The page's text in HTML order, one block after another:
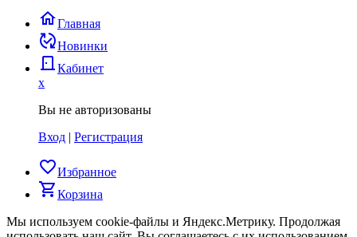
homeГлавная
published_with_changesНовинки
door_back Кабинет
x
Вы не авторизованы
Вход | Регистрация
favorite_borderИзбранное
shopping_cartКорзина
Мы используем cookie-файлы и Яндекс.Метрику. Продолжая